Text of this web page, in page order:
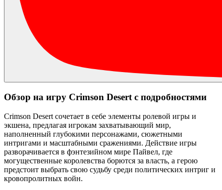
Обзор на игру Crimson Desert с подробностями
Crimson Desert сочетает в себе элементы ролевой игры и
экшена, предлагая игрокам захватывающий мир,
наполненный глубокими персонажами, сюжетными
интригами и масштабными сражениями. Действие игры
разворачивается в фэнтезийном мире Пайвел, где
могущественные королевства борются за власть, а герою
предстоит выбрать свою судьбу среди политических интриг и
кровопролитных войн.